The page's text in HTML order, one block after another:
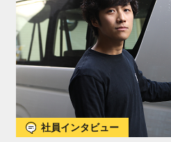
社員インタビュー